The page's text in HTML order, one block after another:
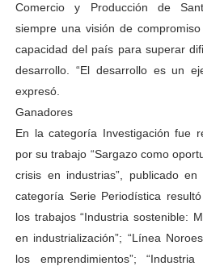
Comercio y Producción de
siempre una visión de
capacidad del país para superar
desarrollo. “El desarrollo es un
expresó.
Ganadores
En la categoría Investigación fue
por su trabajo “Sargazo como
crisis en industrias”, publicado
categoría Serie Periodística
los trabajos “Industria sostenible:
en industrialización”; “Línea
los emprendimientos”;